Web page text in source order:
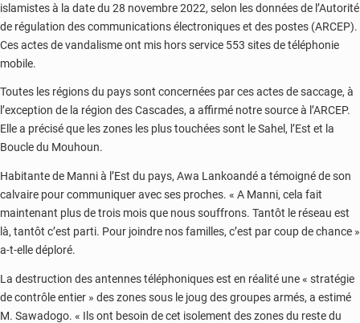
islamistes à la date du 28 novembre 2022, selon les données de l’Autorité
de régulation des communications électroniques et des postes (ARCEP).
Ces actes de vandalisme ont mis hors service 553 sites de téléphonie
mobile.
Toutes les régions du pays sont concernées par ces actes de saccage, à
l’exception de la région des Cascades, a affirmé notre source à l’ARCEP.
Elle a précisé que les zones les plus touchées sont le Sahel, l’Est et la
Boucle du Mouhoun.
Habitante de Manni à l’Est du pays, Awa Lankoandé a témoigné de son
calvaire pour communiquer avec ses proches. « A Manni, cela fait
maintenant plus de trois mois que nous souffrons. Tantôt le réseau est
là, tantôt c’est parti. Pour joindre nos familles, c’est par coup de chance »
a-t-elle déploré.
La destruction des antennes téléphoniques est en réalité une « stratégie
de contrôle entier » des zones sous le joug des groupes armés, a estimé
M. Sawadogo. « Ils ont besoin de cet isolement des zones du reste du